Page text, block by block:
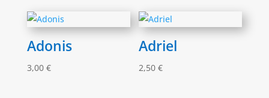
Adonis
3,00 €
Adriel
2,50€